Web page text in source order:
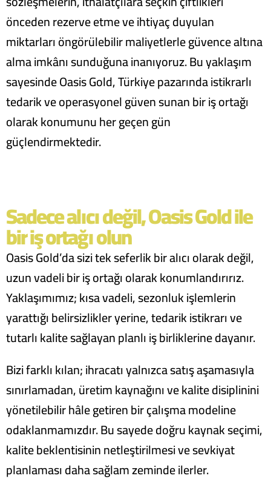
önceden rezerve etme ve ihtiyaç duyulan
miktarları öngörülebilir maliyetlerle güvence altına
alma imkânı sunduğuna inanıyoruz. Bu yaklaşım
sayesinde Oasis Gold, Türkiye pazarında istikrarlı
tedarik ve operasyonel güven sunan bir iş ortağı
olarak konumunu her geçen gün
güçlendirmektedir.
Sadece alıcı değil, Oasis Gold ile
bir iş ortağı olun
Oasis Gold’da sizi tek seferlik bir alıcı olarak değil,
uzun vadeli bir iş ortağı olarak konumlandırırız.
Yaklaşımımız; kısa vadeli, sezonluk işlemlerin
yarattığı belirsizlikler yerine, tedarik istikrarı ve
tutarlı kalite sağlayan planlı iş birliklerine dayanır.
Bizi farklı kılan; ihracatı yalnızca satış aşamasıyla
sınırlamadan, üretim kaynağını ve kalite disiplinini
yönetilebilir hâle getiren bir çalışma modeline
odaklanmamızdır. Bu sayede doğru kaynak seçimi,
kalite beklentisinin netleştirilmesi ve sevkiyat
planlaması daha sağlam zeminde ilerler.